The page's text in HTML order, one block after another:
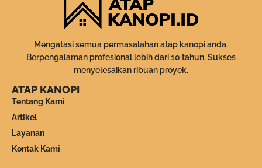
Mengatasi semua permasalahan atap kanopi anda.
Berpengalaman profesional lebih dari 10 tahun. Sukses
menyelesaikan ribuan proyek.
ATAP KANOPI
Tentang Kami
Artikel
Layanan
Kontak Kami